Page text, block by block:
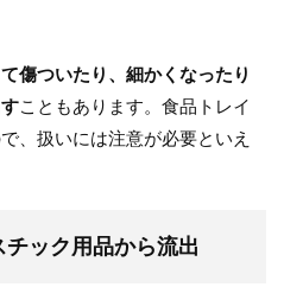
傷ついたり、細かくなったり
こともあります。食品トレイ
、扱いには注意が必要といえ
ック用品から流出